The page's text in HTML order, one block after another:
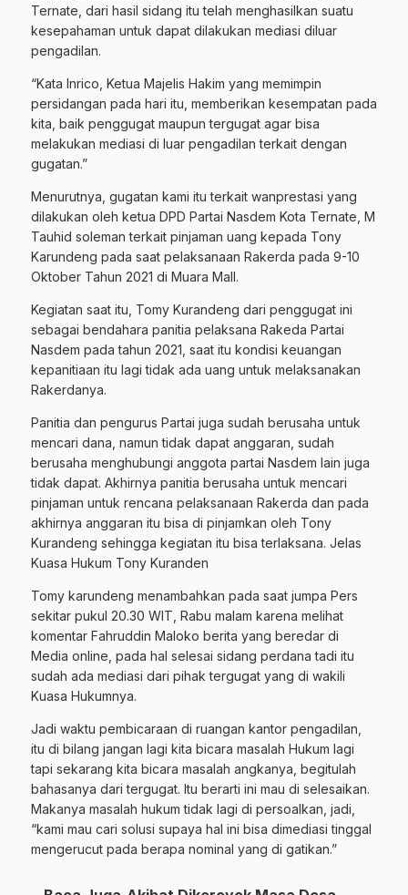
Ternate, dari hasil sidang itu telah menghasilkan suatu
kesepahaman untuk dapat dilakukan mediasi diluar
pengadilan.
“Kata Inrico, Ketua Majelis Hakim yang memimpin
persidangan pada hari itu, memberikan kesempatan pada
kita, baik penggugat maupun tergugat agar bisa
melakukan mediasi di luar pengadilan terkait dengan
gugatan.”
Menurutnya, gugatan kami itu terkait wanprestasi yang
dilakukan oleh ketua DPD Partai Nasdem Kota Ternate, M
Tauhid soleman terkait pinjaman uang kepada Tony
Karundeng pada saat pelaksanaan Rakerda pada 9-10
Oktober Tahun 2021 di Muara Mall.
Kegiatan saat itu, Tomy Kurandeng dari penggugat ini
sebagai bendahara panitia pelaksana Rakeda Partai
Nasdem pada tahun 2021, saat itu kondisi keuangan
kepanitiaan itu lagi tidak ada uang untuk melaksanakan
Rakerdanya.
Panitia dan pengurus Partai juga sudah berusaha untuk
mencari dana, namun tidak dapat anggaran, sudah
berusaha menghubungi anggota partai Nasdem lain juga
tidak dapat. Akhirnya panitia berusaha untuk mencari
pinjaman untuk rencana pelaksanaan Rakerda dan pada
akhirnya anggaran itu bisa di pinjamkan oleh Tony
Kurandeng sehingga kegiatan itu bisa terlaksana. Jelas
Kuasa Hukum Tony Kuranden
Tomy karundeng menambahkan pada saat jumpa Pers
sekitar pukul 20.30 WIT, Rabu malam karena melihat
komentar Fahruddin Maloko berita yang beredar di
Media online, pada hal selesai sidang perdana tadi itu
sudah ada mediasi dari pihak tergugat yang di wakili
Kuasa Hukumnya.
Jadi waktu pembicaraan di ruangan kantor pengadilan,
itu di bilang jangan lagi kita bicara masalah Hukum lagi
tapi sekarang kita bicara masalah angkanya, begitulah
bahasanya dari tergugat. Itu berarti ini mau di selesaikan.
Makanya masalah hukum tidak lagi di persoalkan, jadi,
“kami mau cari solusi supaya hal ini bisa dimediasi tinggal
mengerucut pada berapa nominal yang di gatikan.”